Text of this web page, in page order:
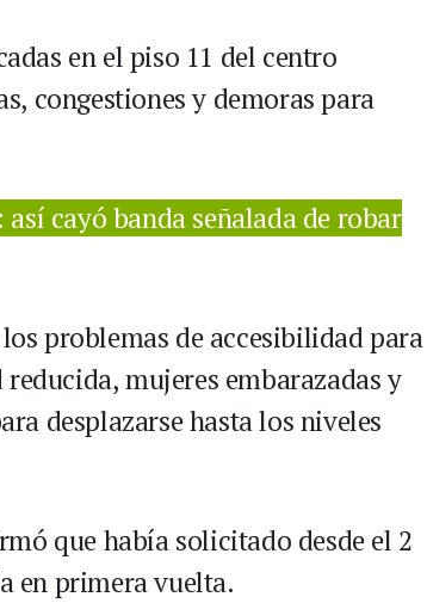
en el piso 11 del centro
congestiones y demoras para
cayó banda señalada de robar
problemas de accesibilidad para
mujeres embarazadas y
desplazarse hasta los niveles
que había solicitado desde el 2
en primera vuelta.